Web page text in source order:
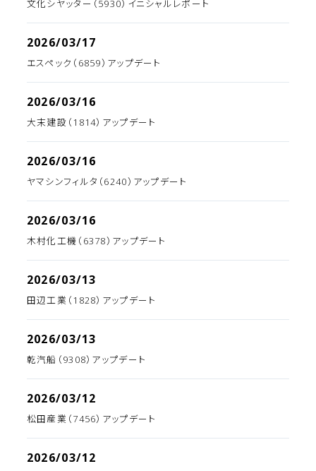
文化シヤッター（5930）イニシャルレポート
2026/03/17
エスペック（6859）アップデート
2026/03/16
大末建設（1814）アップデート
2026/03/16
ヤマシンフィルタ（6240）アップデート
2026/03/16
木村化工機（6378）アップデート
2026/03/13
田辺工業（1828）アップデート
2026/03/13
乾汽船（9308）アップデート
2026/03/12
松田産業（7456）アップデート
2026/03/12